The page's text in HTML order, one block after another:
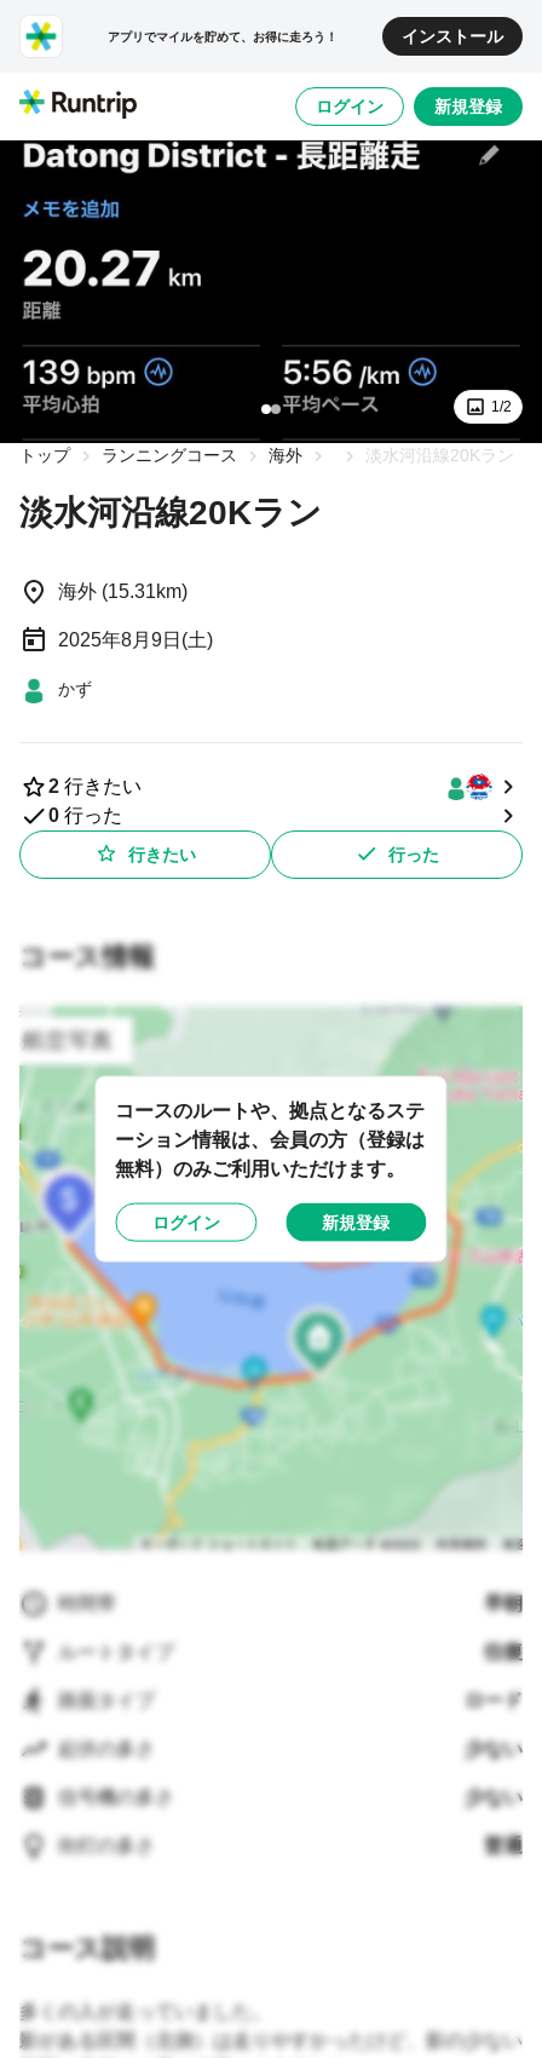
アプリでマイルを貯めて、お得に走ろう！ インストール
ログイン 新規登録
1/2
トップ ランニングコース 海外 淡水河沿線20Kラン
淡水河沿線20Kラン
海外 (15.31km)
2025年8月9日(土)
かず
2 行きたい
0 行った
行きたい 行った
コース情報
時間帯 早朝
ルートタイプ 往復
路面タイプ ロード
起伏の多さ 少ない
信号機の多さ 少ない
街灯の多さ 普通
コース説明
多くの人が走っていました。
影がある区間（北側）は走りやすかったけど、影の少ない
コースのルートや、拠点となるステ
ーション情報は、会員の方（登録は
無料）のみご利用いただけます。
ログイン 新規登録